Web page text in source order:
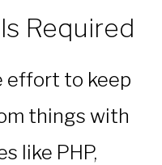
Required
effort to keep
things with
like PHP,